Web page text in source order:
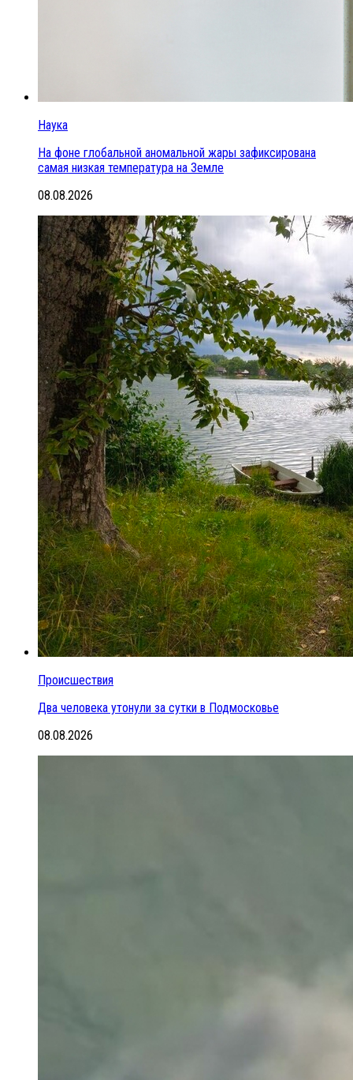
Наука
На фоне глобальной аномальной жары зафиксирована
самая низкая температура на Земле
08.08.2026
Происшествия
Два человека утонули за сутки в Подмосковье
08.08.2026